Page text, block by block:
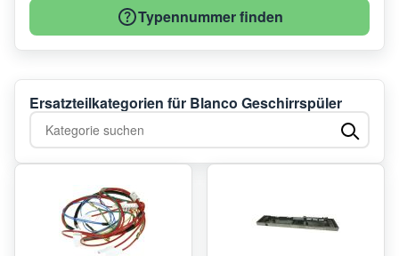
Typennummer finden
Ersatzteilkategorien für Blanco Geschirrspüler
Kategorie suchen